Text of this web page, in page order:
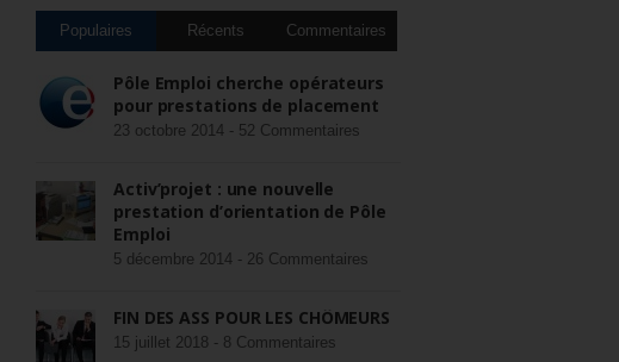
Populaires Récents Commentaires
Pôle Emploi cherche opérateurs
pour prestations de placement
23 octobre 2014 - 52 Commentaires
Activ’projet : une nouvelle
prestation d’orientation de Pôle
Emploi
5 décembre 2014 - 26 Commentaires
FIN DES ASS POUR LES CHÔMEURS
15 juillet 2018 - 8 Commentaires